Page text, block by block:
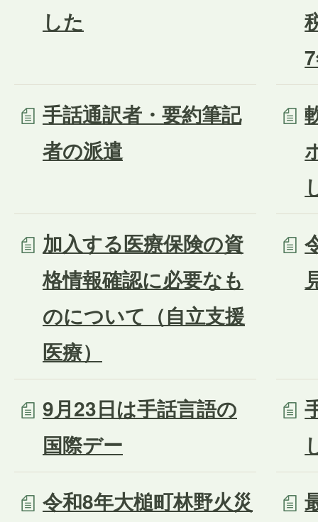
した
手話通訳者・要約筆記
者の派遣
加入する医療保険の資
格情報確認に必要なも
のについて（自立支援
医療）
9月23日は手話言語の
国際デー
令和8年大槌町林野火災